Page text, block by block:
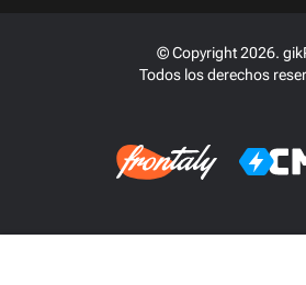
© Copyright 2026.
Todos los derechos